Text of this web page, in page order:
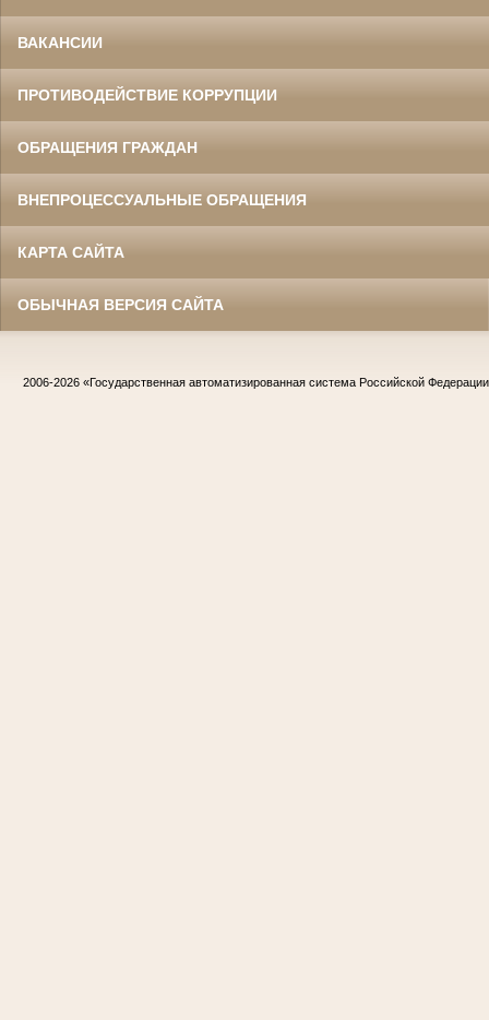
ВАКАНСИИ
ПРОТИВОДЕЙСТВИЕ КОРРУПЦИИ
ОБРАЩЕНИЯ ГРАЖДАН
ВНЕПРОЦЕССУАЛЬНЫЕ ОБРАЩЕНИЯ
КАРТА САЙТА
ОБЫЧНАЯ ВЕРСИЯ САЙТА
2006-2026 «Государственная автоматизированная система Российской